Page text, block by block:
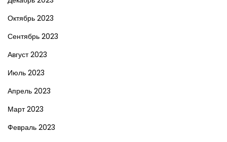
Октябрь 2023
Сентябрь 2023
Август 2023
Июль 2023
Апрель 2023
Март 2023
Февраль 2023